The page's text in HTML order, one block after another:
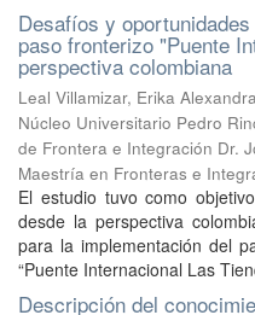
Desafíos y
paso fronterizo "Puente
perspectiva colombiana
Leal Villamizar, Erika
Núcleo Universitario Pedro
de Frontera e Integración Dr.
Maestría en Fronteras e
El estudio tuvo como
desde la perspectiva
para la implementación del
“Puente Internacional Las
Descripción del